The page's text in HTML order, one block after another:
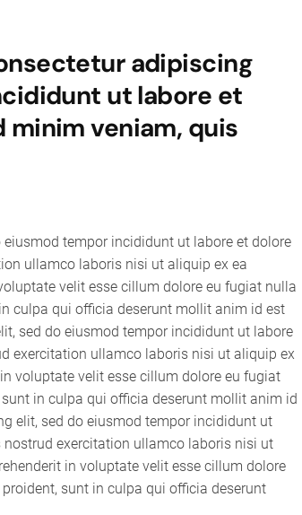
adipiscing
ut labore et
minim veniam, quis
tempor incididunt ut labore et dolore
ullamco laboris nisi ut aliquip ex ea
velit esse cillum dolore eu fugiat nulla
culpa qui officia deserunt mollit anim id est
sed do eiusmod tempor incididunt ut labore
exercitation ullamco laboris nisi ut aliquip ex
voluptate velit esse cillum dolore eu fugiat
in culpa qui officia deserunt mollit anim id
elit, sed do eiusmod tempor incididunt ut
exercitation ullamco laboris nisi ut
in voluptate velit esse cillum dolore
sunt in culpa qui officia deserunt